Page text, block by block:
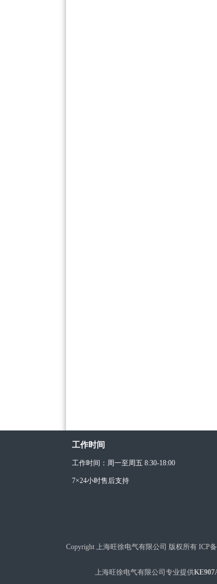
工作时间
工作时间：周一至周五 8:30-18:00
7×24小时售后支持
Copyright 上海旺徐电气有限公司 版权所有 ICP备
上海旺徐电气有限公司专业提供